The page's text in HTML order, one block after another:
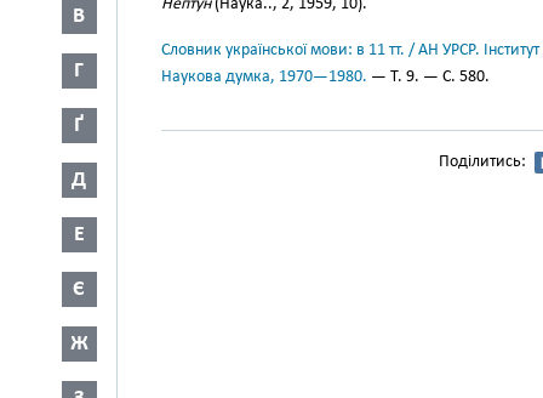
В
Г
Ґ
Д
Е
Є
Ж
Нептун(Наука.., 2, 1959, 10).
Словник української мови: в 11 тт. / АН УРСР.
Наукова думка, 1970—1980. — Т. 9. — С. 580.
Поділитись: